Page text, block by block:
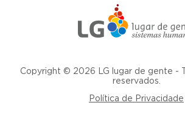
Copyright © 2026 LG lugar de gente -
reservados.
Política de Privacidade